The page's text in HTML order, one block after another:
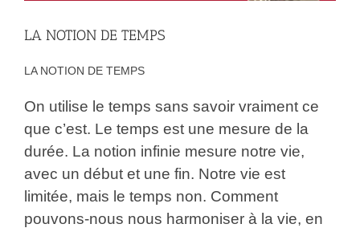
LA NOTION DE TEMPS
LA NOTION DE TEMPS
On utilise le temps sans savoir vraiment ce
que c’est. Le temps est une mesure de la
durée. La notion infinie mesure notre vie,
avec un début et une fin. Notre vie est
limitée, mais le temps non. Comment
pouvons-nous nous harmoniser à la vie, en